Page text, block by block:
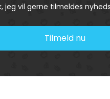
jeg vil gerne tilmeldes
Tilmeld nu